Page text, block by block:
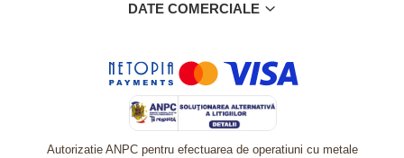
DATE COMERCIALE
Autorizatie ANPC pentru efectuarea de operatiuni cu metale